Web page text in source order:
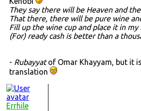
They say there will be Heaven and
That there, there will be pure wine
Fill up the wine cup and place it in my
(For) ready cash is better than a
- Rubayyatof Omar Khayyam, but it
translation
Errhile